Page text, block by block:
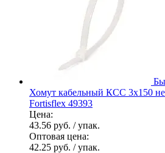
Хомут кабельный КСС 3х150
Fortisflex 49393
Цена:
43.56 руб. / упак.
Оптовая цена:
42.25 руб. / упак.